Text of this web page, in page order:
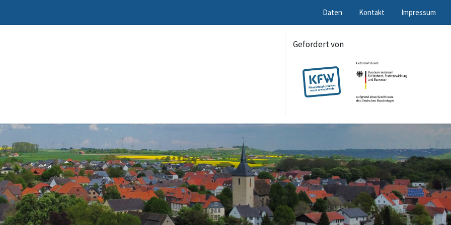
Daten Kontakt Impressum
Gefördert von